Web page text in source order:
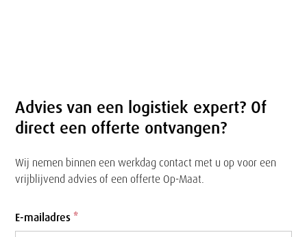
Advies van een logistiek expert? Of
direct een offerte ontvangen?
Wij nemen binnen een werkdag contact met u op voor een
vrijblijvend advies of een offerte Op-Maat.
Formulier
E-mailadres *